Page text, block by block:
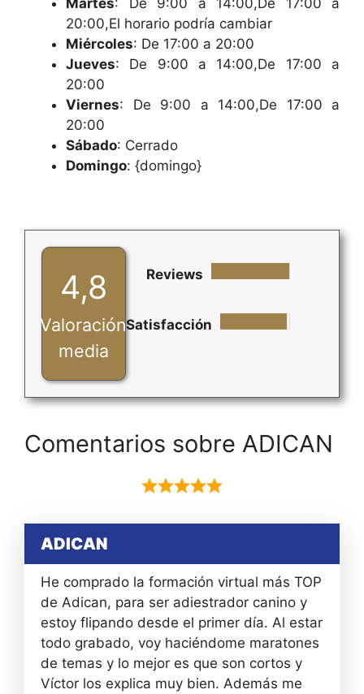
Martes: De 9:00 a 14:00,De 17:00 a
20:00,El horario podría cambiar
Miércoles: De 17:00 a 20:00
Jueves: De 9:00 a 14:00,De 17:00 a
20:00
Viernes: De 9:00 a 14:00,De 17:00 a
20:00
Sábado: Cerrado
Domingo: {domingo}
4,8
Valoración
media
Reviews
Satisfacción
Comentarios sobre ADICAN
ADICAN
He comprado la formación virtual más TOP
de Adican, para ser adiestrador canino y
estoy flipando desde el primer día. Al estar
todo grabado, voy haciéndome maratones
de temas y lo mejor es que son cortos y
Víctor los explica muy bien. Además me